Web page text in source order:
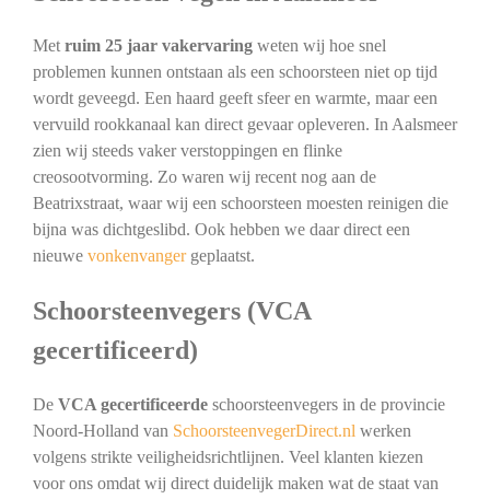
Metruim 25 jaar vakervaringweten wij hoe snel
problemen kunnen ontstaan als een schoorsteen niet op tijd
wordt geveegd. Een haard geeft sfeer en warmte, maar een
vervuild rookkanaal kan direct gevaar opleveren. In Aalsmeer
zien wij steeds vaker verstoppingen en flinke
creosootvorming. Zo waren wij recent nog aan de
Beatrixstraat, waar wij een schoorsteen moesten reinigen die
bijna was dichtgeslibd. Ook hebben we daar direct een
nieuwe vonkenvangergeplaatst.
Schoorsteenvegers (VCA
gecertificeerd)
De VCA gecertificeerdeschoorsteenvegers in de provincie
Noord-Holland van SchoorsteenvegerDirect.nl werken
volgens strikte veiligheidsrichtlijnen. Veel klanten kiezen
voor ons omdat wij direct duidelijk maken wat de staat van